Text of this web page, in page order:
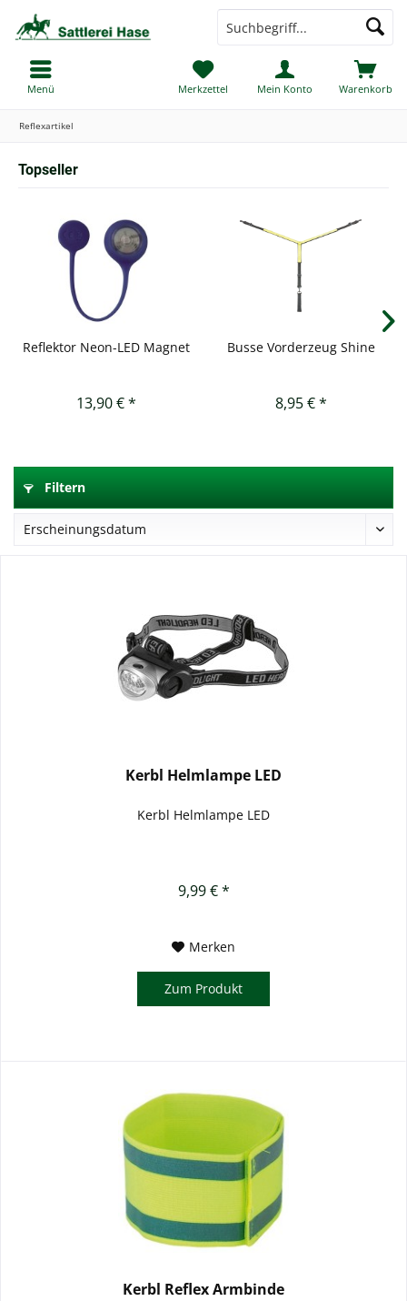
Warenkorb
Merkzettel Mein Konto
Menü
Reflexartikel
Topseller
Reflektor Neon-LED Magnet
13,90 € *
Busse Vorderzeug Shine
8,95 € *
Filtern
Kerbl Helmlampe LED
Kerbl Helmlampe LED
9,99 € *
Merken
Zum Produkt
Kerbl Reflex Armbinde